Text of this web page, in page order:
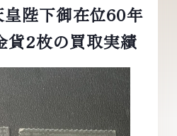
陛下御在位60年
貨2枚の買取実績